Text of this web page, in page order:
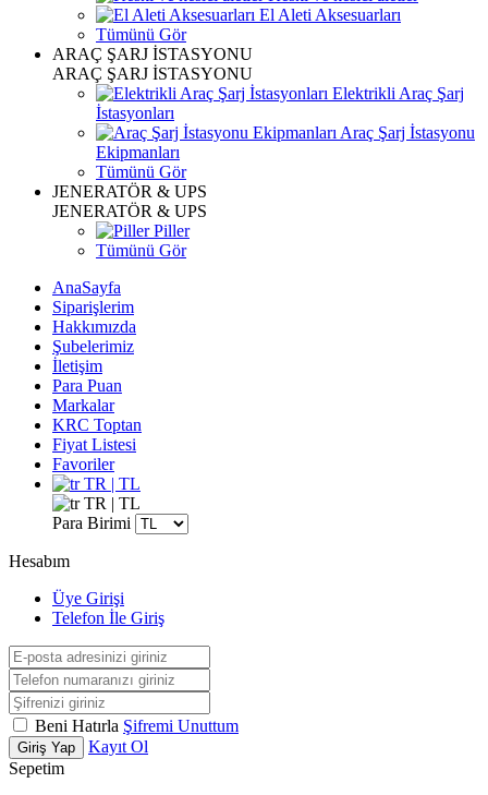
El Aleti Aksesuarları
Tümünü Gör
ARAÇ ŞARJ İSTASYONU
ARAÇ ŞARJ İSTASYONU
Elektrikli Araç Şarj
İstasyonları
Araç Şarj İstasyonu
Ekipmanları
Tümünü Gör
JENERATÖR & UPS
JENERATÖR & UPS
Piller
Tümünü Gör
AnaSayfa
Siparişlerim
Hakkımızda
Şubelerimiz
İletişim
Para Puan
Markalar
KRC Toptan
Fiyat Listesi
Favoriler
TR | TL
TR | TL
Para Birimi
Hesabım
Üye Girişi
Telefon İle Giriş
Beni Hatırla Şifremi Unuttum
Giriş Yap
Kayıt Ol
Sepetim